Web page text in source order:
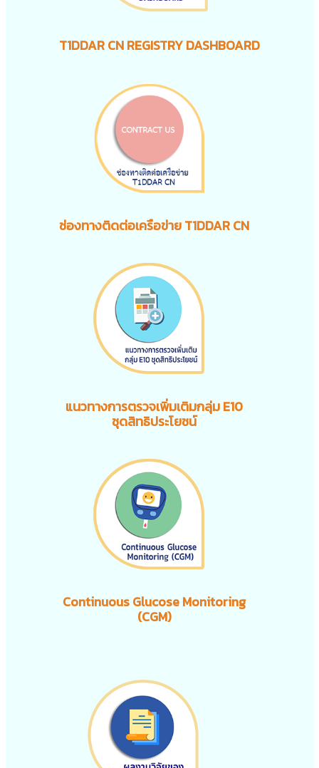
T1DDAR CN REGISTRY DASHBOARD
ช่องทางติดต่อเครือข่าย T1DDAR CN
แนวทางการตรวจเพิ่มเติมกลุ่ม E10
ชุดสิทธิประโยชน์
Continuous Glucose Monitoring
(CGM)